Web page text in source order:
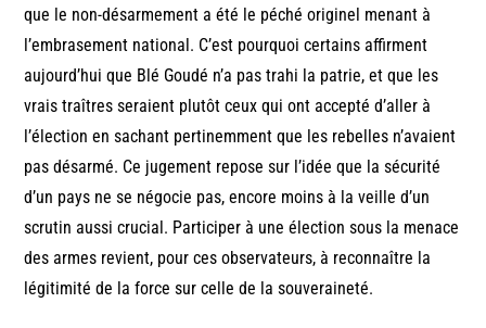
que le non-désarmement a été le péché originel menant à
l’embrasement national. C’est pourquoi certains affirment
aujourd’hui que Blé Goudé n’a pas trahi la patrie, et que les
vrais traîtres seraient plutôt ceux qui ont accepté d’aller à
l’élection en sachant pertinemment que les rebelles n’avaient
pas désarmé. Ce jugement repose sur l’idée que la sécurité
d’un pays ne se négocie pas, encore moins à la veille d’un
scrutin aussi crucial. Participer à une élection sous la menace
des armes revient, pour ces observateurs, à reconnaître la
légitimité de la force sur celle de la souveraineté.